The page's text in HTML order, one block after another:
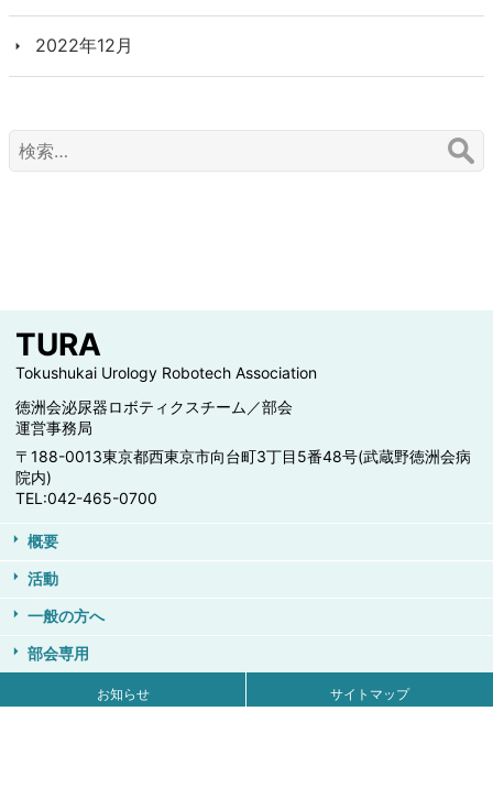
2022年12月
検
索:
TURA
Tokushukai Urology Robotech Association
徳洲会泌尿器ロボティクスチーム／部会
運営事務局
〒188-0013東京都西東京市向台町3丁目5番48号(武蔵野徳洲会病
院内)
TEL:042-465-0700
概要
活動
一般の方へ
部会専用
お知らせ サイトマップ